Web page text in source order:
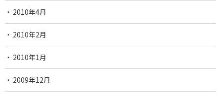
2010年4月
2010年2月
2010年1月
2009年12月